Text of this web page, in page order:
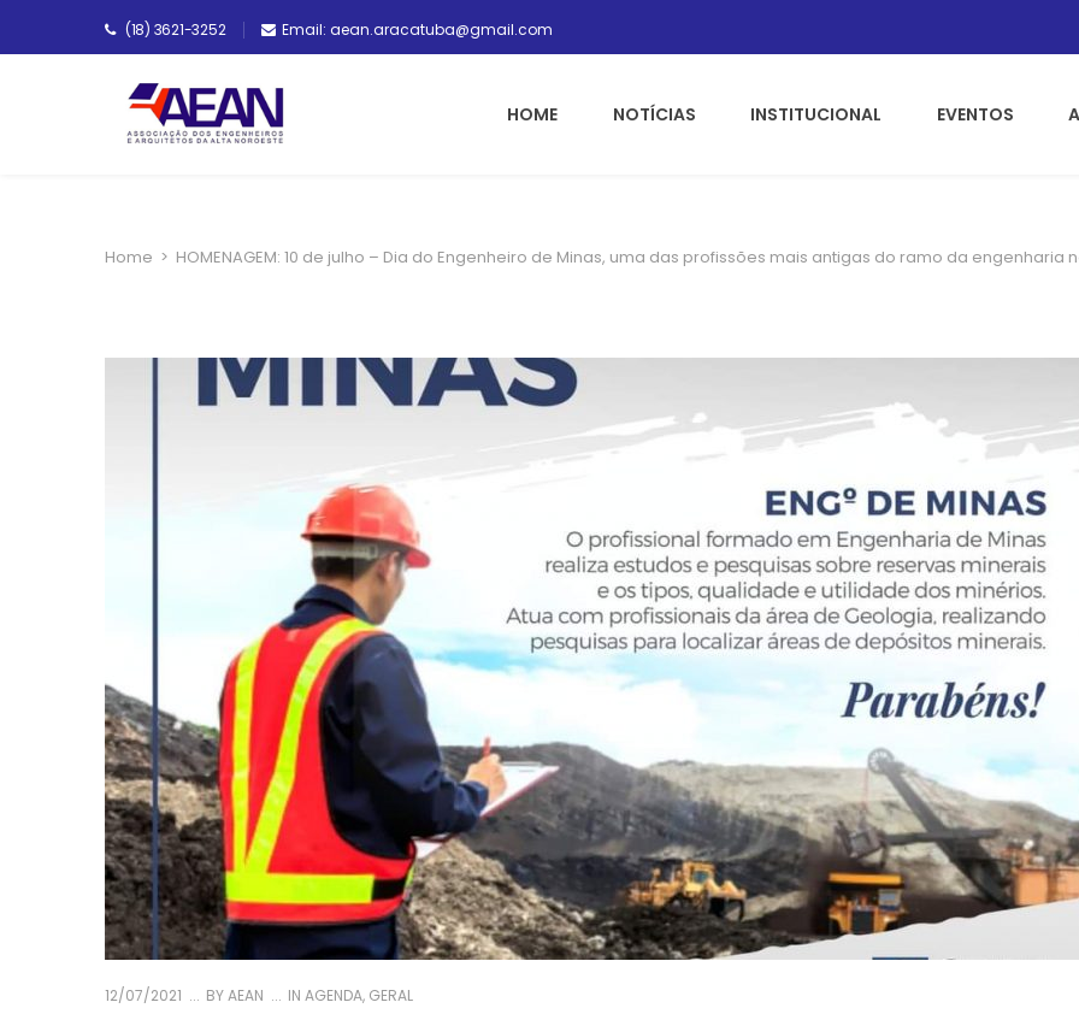
(18) 3621-3252 Email: aean.aracatuba@gmail.com
HOME NOTÍCIAS INSTITUCIONAL EVENTOS
Home > HOMENAGEM: 10 de julho – Dia do Engenheiro de Minas, uma das profissões mais antigas do ramo da engenharia
12/07/2021 BYAEAN IN AGENDA, GERAL